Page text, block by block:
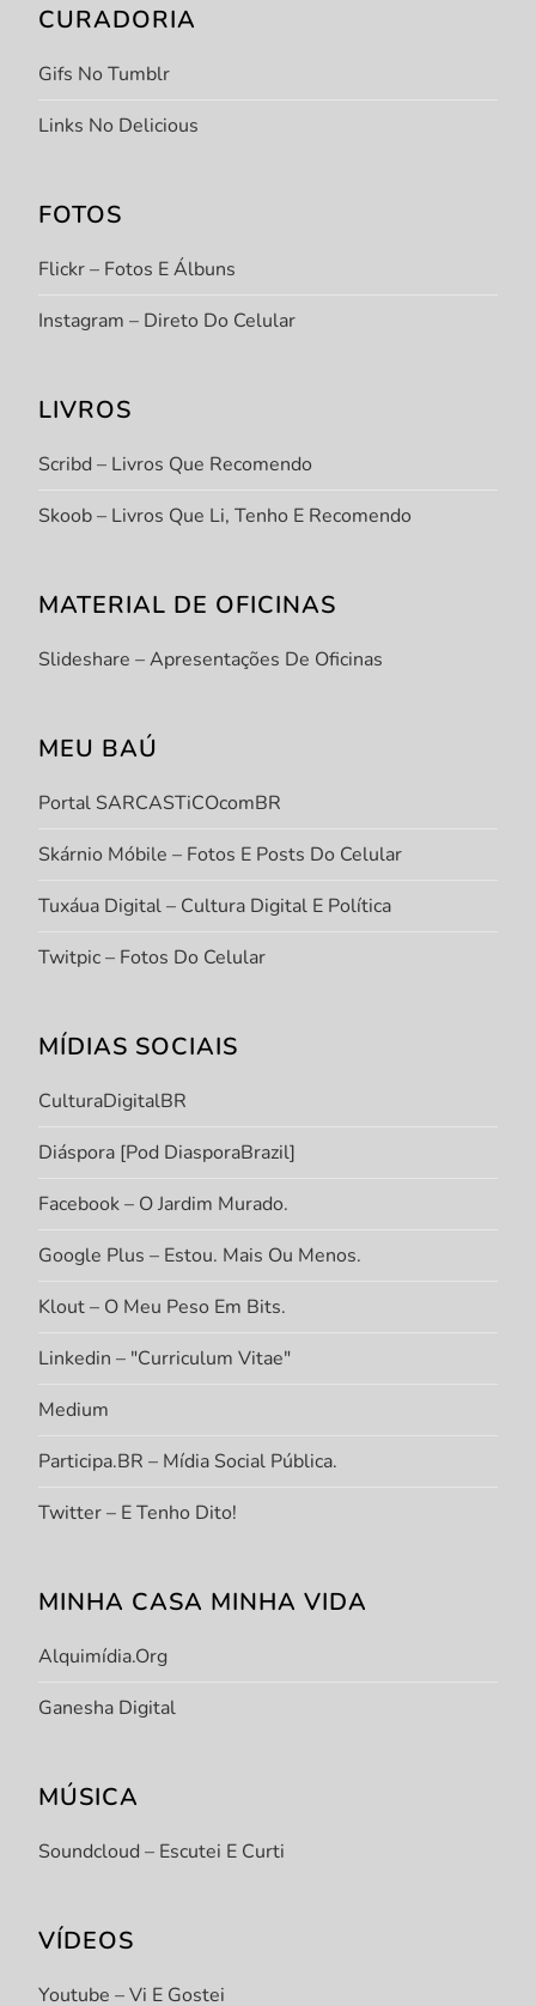
CURADORIA
Gifs No Tumblr
Links No Delicious
FOTOS
Flickr – Fotos E Álbuns
Instagram – Direto Do Celular
LIVROS
Scribd – Livros Que Recomendo
Skoob – Livros Que Li, Tenho E Recomendo
MATERIAL DE OFICINAS
Slideshare – Apresentações De Oficinas
MEU BAÚ
Portal SARCASTiCOcomBR
Skárnio Móbile – Fotos E Posts Do Celular
Tuxáua Digital – Cultura Digital E Política
Twitpic – Fotos Do Celular
MÍDIAS SOCIAIS
CulturaDigitalBR
Diáspora [Pod DiasporaBrazil]
Facebook – O Jardim Murado.
Google Plus – Estou. Mais Ou Menos.
Klout – O Meu Peso Em Bits.
Linkedin – "Curriculum Vitae"
Medium
Participa.BR – Mídia Social Pública.
Twitter – E Tenho Dito!
MINHA CASA MINHA VIDA
Alquimídia.org
Ganesha Digital
MÚSICA
Soundcloud – Escutei E Curti
VÍDEOS
Youtube – Vi E Gostei